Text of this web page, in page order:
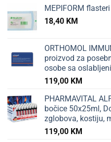
MEPIFORM
18,40 KM
ORTHOMOL
proizvod za
osobe sa
119,00 KM
PHARMAVITAL
bočice 50x25ml,
zglobova, kostiju,
119,00 KM